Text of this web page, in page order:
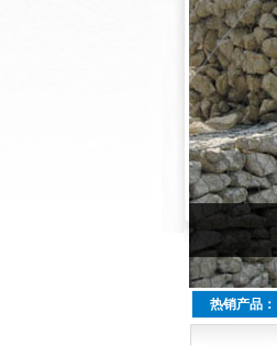
热销产品：